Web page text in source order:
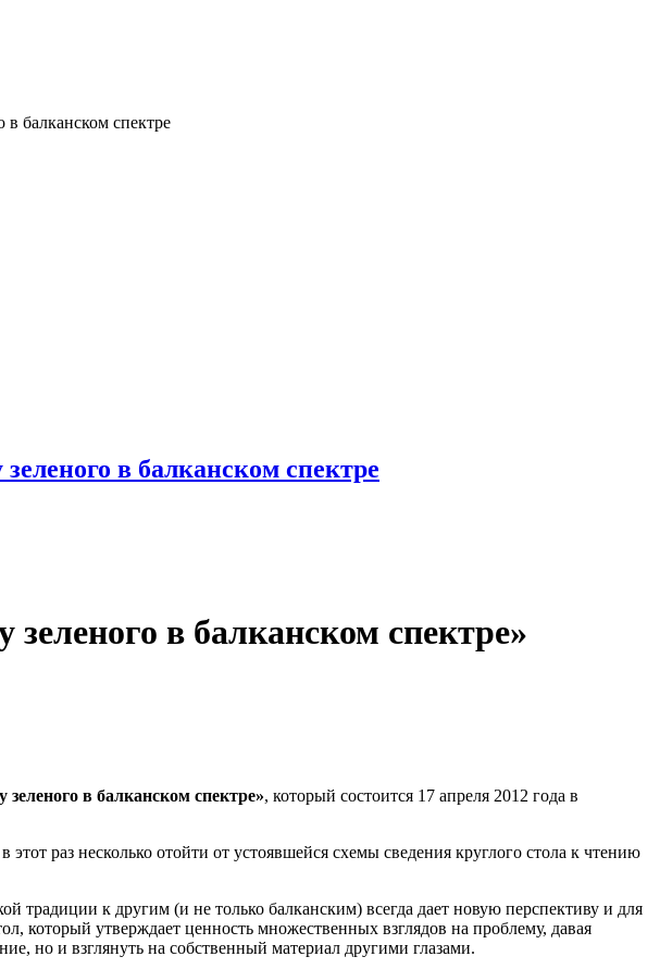
балканском спектре
в балканском спектре
в балканском спектре»
зеленого в балканском спектре», который состоится 17 апреля 2012 года в
раз несколько отойти от устоявшейся схемы сведения круглого стола к чтению
традиции к другим (и не только балканским) всегда дает новую перспективу и для
который утверждает ценность множественных взглядов на проблему, давая
но и взглянуть на собственный материал другими глазами.